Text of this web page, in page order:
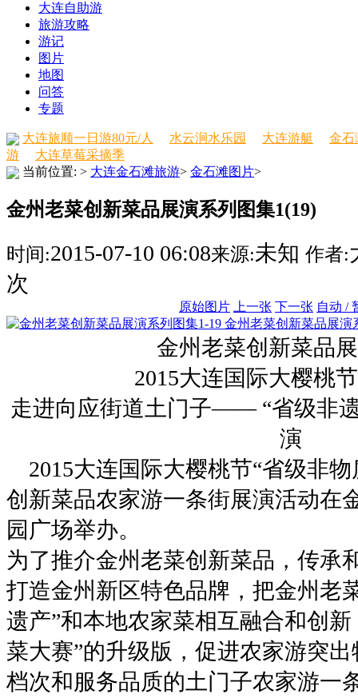
大连自助游
旅游攻略
游记
图片
地图
问答
专题
大连旅顺一日游80元/人 水云涧水乐园 大连游艇
金石
游
大连草莓采摘季
当前位置: > 大连金石滩旅游> 金石滩图片>
金州老菜创新菜品展演系列图集1(19)
时间:2015-07-10 06:08来源:未知 作者:
次
原始图片 上一张 下一张 自动 /
金州老菜创新菜品展演
金州老菜创新菜品
2015大连国际大樱桃
走进向应街道土门子—— “省级非
演
2015大连国际大樱桃节“省级非
创新菜品农家游一条街展演活动在
园广场举办。
为了推介金州老菜创新菜品，传承
打造金州新区特色品牌，把金州老
遗产”和本地农家菜相互融合和创
菜大赛”的升级版，促进农家游突
档次和服务品质的土门子农家游一